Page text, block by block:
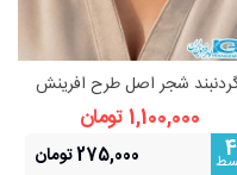
شجر اصل طرح افرینش
(بازنجیراستیل) | نماد رشد و
فراوانی1,100,000 تومان
4
275,000 تومان